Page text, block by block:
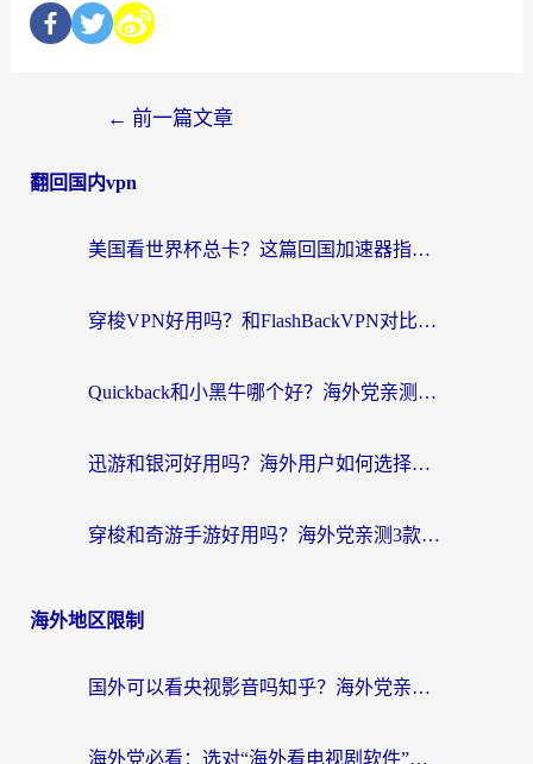
← 前一篇文章
翻回国内vpn
美国看世界杯总卡？这篇回国加速器指南帮你无缝刷国内资源（附苹果手机VPN设置步骤）
穿梭VPN好用吗？和FlashBackVPN对比哪个回国效果更好？
Quickback和小黑牛哪个好？海外党亲测指南，选对回国加速器秒回国内
迅游和银河好用吗？海外用户如何选择回国加速器实现无缝访问国内资源
穿梭和奇游手游好用吗？海外党亲测3款回国加速器，附蜜蜂加速器七天试用攻略
海外地区限制
国外可以看央视影音吗知乎？海外党亲测有效的回国加速方案
海外党必看：选对“海外看电视剧软件”，再也不用愁国内剧刷不了